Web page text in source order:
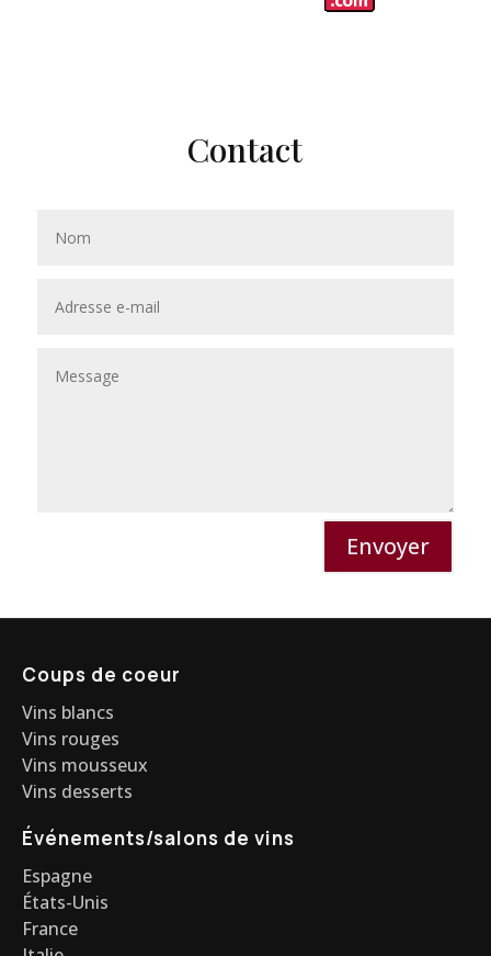
Contact
Envoyer
Coups de coeur
Vins blancs
Vins rouges
Vins mousseux
Vins desserts
Événements/salons de vins
Espagne
États-Unis
France